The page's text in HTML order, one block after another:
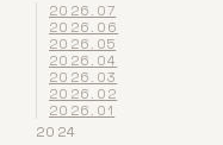
2026.07
2026.06
2026.05
2026.04
2026.03
2026.02
2026.01
2024